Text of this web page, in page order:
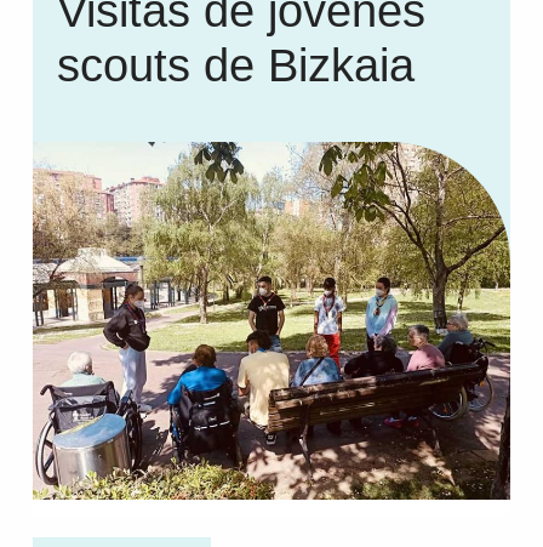
Visitas de jóvenes
scouts de Bizkaia